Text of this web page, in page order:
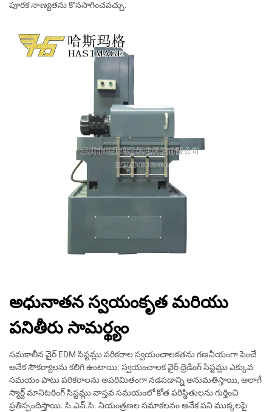
పూరక నాణ్యతను కొనసాగించవచ్చు.
అధునాతన స్వయంకృత మరియు
పనితీరు సామర్థ్యం
సమకాలీన వైర్ EDM సిస్టమ్లు పరికరాల స్వయంచాలకతను గణనీయంగా పెంచే
అనేక సౌకర్యాలను కలిగి ఉంటాయి. స్వయంచాలక వైర్ థ్రెడింగ్ సిస్టమ్లు ఎక్కువ
సమయం పాటు పరికరాలను అపరిమితంగా నడపడాన్ని అనుమతిస్తాయి, అలాగే
స్మార్ట్ మానిటరింగ్ సిస్టమ్లు వాస్తవ సమయంలో కోత పరిస్థితులను గుర్తించి
ప్రతిస్పందిస్తాయి. సి.ఎన్.సి. నియంత్రణల సమాకలనం అనేక పని ముక్కలపై